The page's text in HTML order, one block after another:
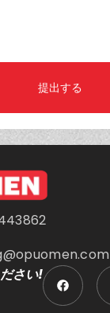
提出する
さい!